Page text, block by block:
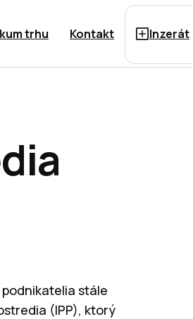
trhu Kontakt Inzerát
stále
(IPP), ktorý